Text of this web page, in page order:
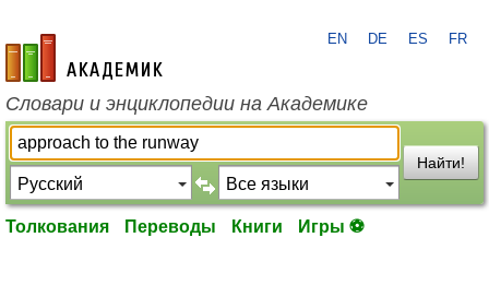
academic.ru
EN DE ES FR
Словари и энциклопедии на Академике
Найти!
Толкования Переводы Книги Игры ⚽